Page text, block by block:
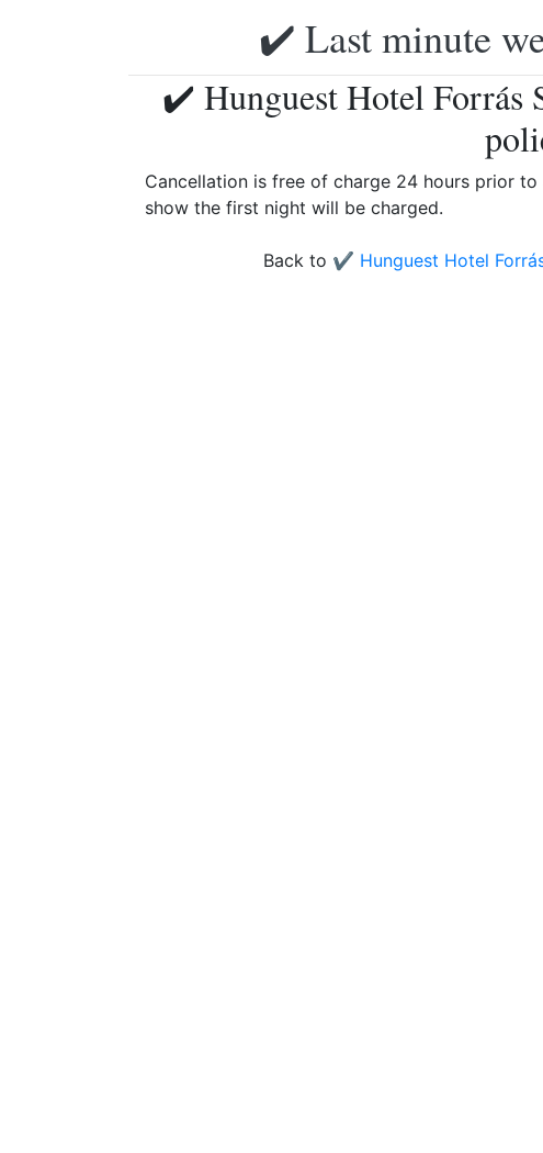
✔️ Last minute
✔️ Hunguest Hotel Forrás
Cancellation is free of charge 24 hours prior
show the first night will be charged.
Back to ✔️ Hunguest Hotel